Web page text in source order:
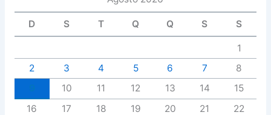
D S T Q Q S S
1
2
3 4 5 6 7
8
10 11 12 13 14
15
16
17 18 19 20 21
22